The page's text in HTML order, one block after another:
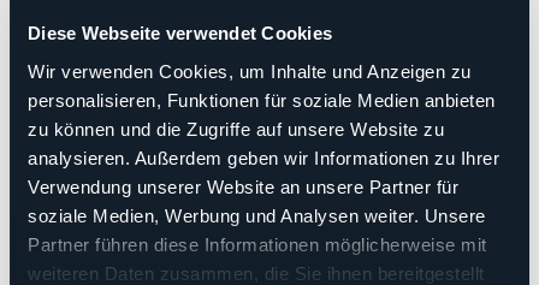
Diese Webseite verwendet Cookies
Wir verwenden Cookies, um Inhalte und Anzeigen zu
personalisieren, Funktionen für soziale Medien anbieten
zu können und die Zugriffe auf unsere Website zu
analysieren. Außerdem geben wir Informationen zu Ihrer
Verwendung unserer Website an unsere Partner für
soziale Medien, Werbung und Analysen weiter. Unsere
Partner führen diese Informationen möglicherweise mit
weiteren Daten zusammen, die Sie ihnen bereitgestellt
Codice CIR
103064-AFF-00025
Piazza San Carlo, 9
28838 - Stresa (VB)